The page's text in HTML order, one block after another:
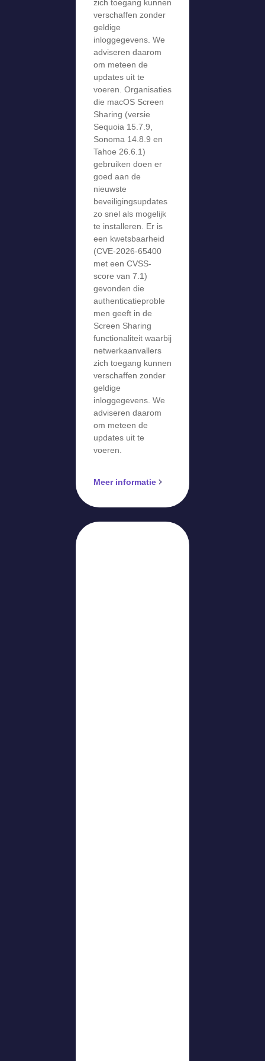
zich toegang kunnen
verschaffen zonder
geldige
inloggegevens. We
adviseren daarom
om meteen de
updates uit te
voeren. Organisaties
die macOS Screen
Sharing (versie
Sequoia 15.7.9,
Sonoma 14.8.9 en
Tahoe 26.6.1)
gebruiken doen er
goed aan de
nieuwste
beveiligingsupdates
zo snel als mogelijk
te installeren. Er is
een kwetsbaarheid
(CVE-2026-65400
met een CVSS-
score van 7.1)
gevonden die
authenticatieproble
men geeft in de
Screen Sharing
functionaliteit waarbij
netwerkaanvallers
zich toegang kunnen
verschaffen zonder
geldige
inloggegevens. We
adviseren daarom
om meteen de
updates uit te
voeren.
Meer informatie